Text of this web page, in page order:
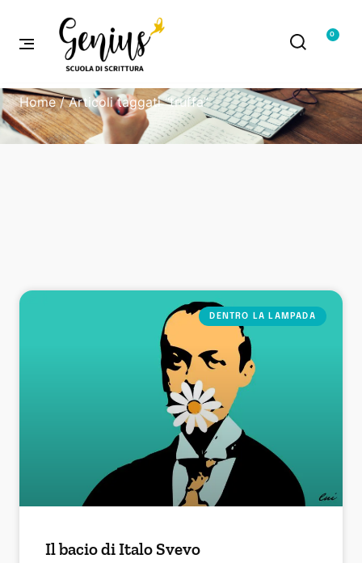
0
Home/ Articoli taggati “truffa”
DENTRO LA LAMPADA
Il bacio di Italo Svevo